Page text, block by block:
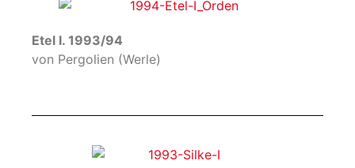
Etel I. 1993/94
von Pergolien (Werle)